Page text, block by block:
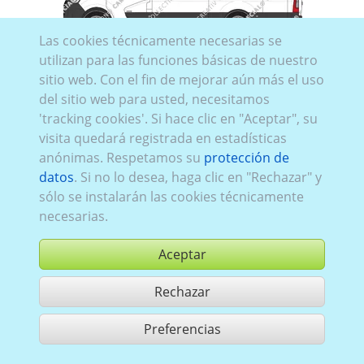
Rena_818: Serie 3, restyling 2 ,tracción trasera
2024
, puertas de batientes de parte trasera
Acristalamiento Izquierda
panelado
panelado , Traseroacristalado
comprar
compartir 1 aciertos
Utilización de acuerdo con las condiciones generales de contrato,
Las cookies técnicamente necesarias se
utilizan para las funciones básicas de nuestro
sitio web. Con el fin de mejorar aún más el uso
del sitio web para usted, necesitamos
'tracking cookies'. Si hace clic en "Aceptar", su
visita quedará registrada en estadísticas
anónimas. Respetamos su protección de
datos. Si no lo desea, haga clic en "Rechazar" y
sólo se instalarán las cookies técnicamente
necesarias.
Aceptar
Rechazar
Preferencias